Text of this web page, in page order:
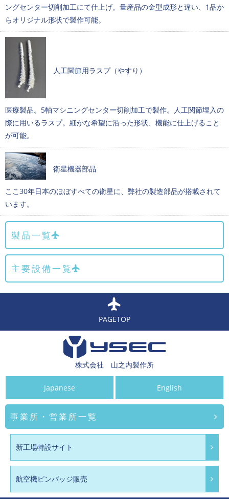
ングセンター切削加工にて仕上げ。量産品の金型成形と違い、1品か
らオリジナル形状で製作可能。
人工関節用ラスプ（やすり）
医療製品。5軸マシニングセンター切削加工で製作。人工関節埋入の
際に用いるラスプ。細かな希望に沿った形状、機能に仕上げること
が可能。
衛星機器部品
ここ30年日本のほぼすべての衛星に、弊社の製造部品が搭載されて
います。
製品一覧
主要設備一覧
PAGETOP
株式会社 山之内製作所
Japanese English
事業所・営業所一覧
新工場特設サイト
航空機ピンバッジ販売